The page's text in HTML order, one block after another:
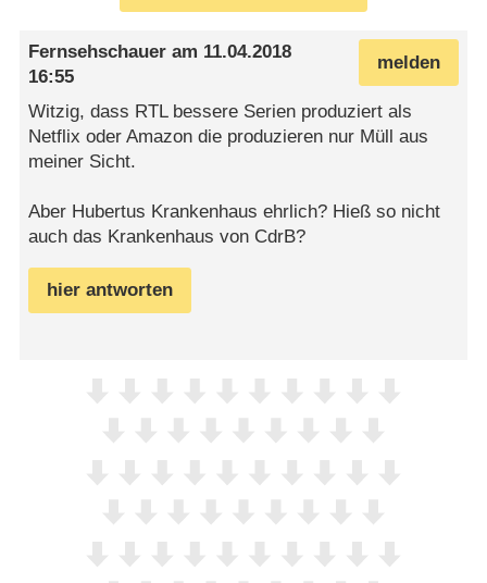
melden
Fernsehschauer am 11.04.2018
16:55
Witzig, dass RTL bessere Serien produziert als
Netflix oder Amazon die produzieren nur Müll aus
meiner Sicht.
Aber Hubertus Krankenhaus ehrlich? Hieß so nicht
auch das Krankenhaus von CdrB?
hier antworten